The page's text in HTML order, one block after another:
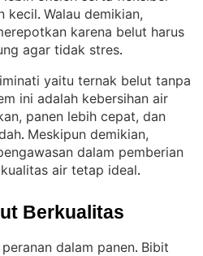
kecil. Walau demikian,
karena belut harus
agar tidak stres.
yaitu ternak belut tanpa
ini adalah kebersihan air
panen lebih cepat, dan
. Meskipun demikian,
dalam pemberian
air tetap ideal.
Berkualitas
dalam panen. Bibit